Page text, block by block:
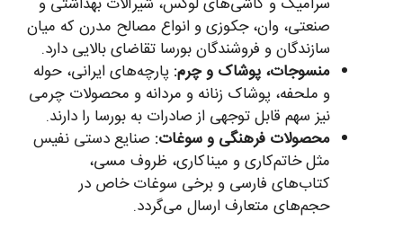
صنعتی، وان، جکوزی و انواع مصالح مدرن که میان
سازندگان و فروشندگان بورسا تقاضای بالایی دارد.
منسوجات، پوشاک و چرم:پارچه‌های ایرانی، حوله
و ملحفه، پوشاک زنانه و مردانه و محصولات چرمی
نیز سهم قابل توجهی از صادرات به بورسا را دارند.
محصولات فرهنگی و سوغات:صنایع دستی نفیس
مثل خاتم‌کاری و میناکاری، ظروف مسی،
کتاب‌های فارسی و برخی سوغات خاص در
حجم‌های متعارف ارسال می‌گردد.